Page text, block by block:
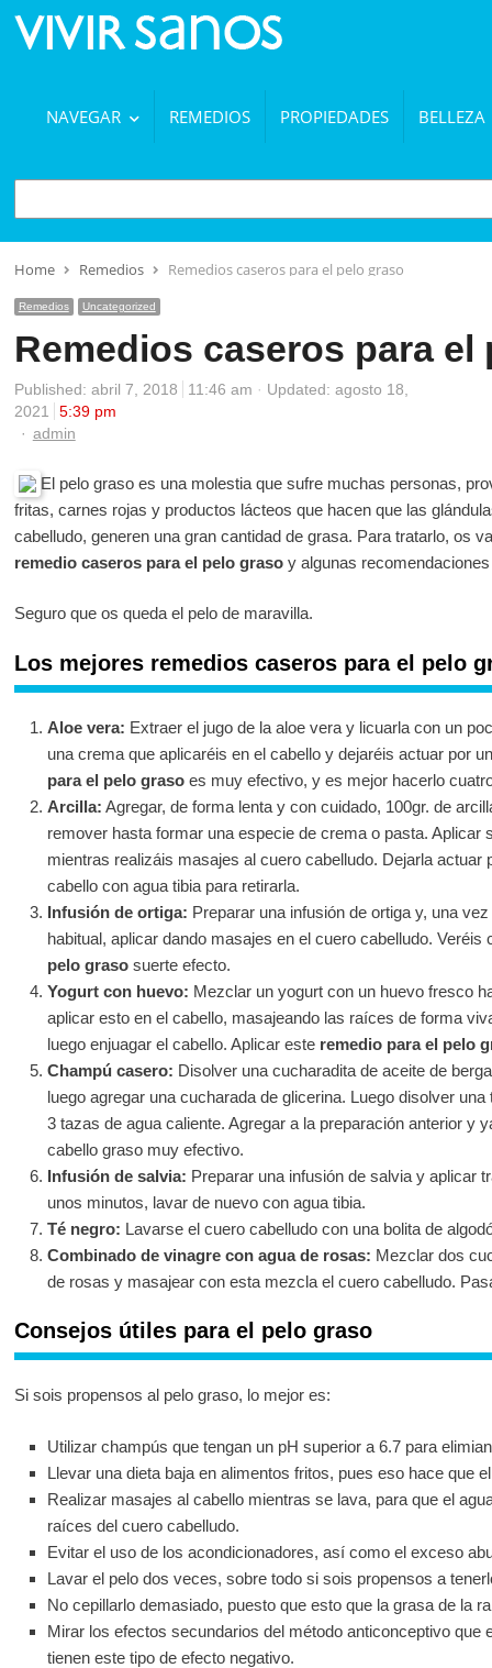
NAVEGAR REMEDIOS PROPIEDADES BELLEZA
BUSCAR
Home Remedios Remedios caseros para el pelo graso
Remedios Uncategorized
Remedios caseros para el
Published: abril 7, 2018 11:46 am
Updated: agosto 18,
2021
5:39 pm
Author
admin
El pelo graso es una molestia que sufre muchas personas,
fritas, carnes rojas y productos lácteos que hacen que las
cabelludo, generen una gran cantidad de grasa. Para tratarlo, os
remedio caseros para el pelo grasoy algunas
Seguro que os queda el pelo de maravilla.
Los mejores remedios caseros para el pelo
Aloe vera: Extraer el jugo de la aloe vera y licuarla con un
una crema que aplicaréis en el cabello y dejaréis actuar por
para el pelo grasoes muy efectivo, y es mejor hacerlo
Arcilla: Agregar, de forma lenta y con cuidado, 100gr. de
remover hasta formar una especie de crema o pasta. Aplicar
mientras realizáis masajes al cuero cabelludo. Dejarla actuar
cabello con agua tibia para retirarla.
Infusión de ortiga: Preparar una infusión de ortiga y, una
habitual, aplicar dando masajes en el cuero cabelludo.
pelo grasosuerte efecto.
Yogurt con huevo: Mezclar un yogurt con un huevo fresco
aplicar esto en el cabello, masajeando las raíces de forma
luego enjuagar el cabello. Aplicar este remedio para el pelo
Champú casero: Disolver una cucharadita de aceite de
luego agregar una cucharada de glicerina. Luego disolver
3 tazas de agua caliente. Agregar a la preparación anterior y
cabello graso muy efectivo.
Infusión de salvia: Preparar una infusión de salvia y aplicar
unos minutos, lavar de nuevo con agua tibia.
Té negro: Lavarse el cuero cabelludo con una bolita de
Combinado de vinagre con agua de rosas: Mezclar dos
de rosas y masajear con esta mezcla el cuero cabelludo.
Consejos útiles para el pelo graso
Si sois propensos al pelo graso, lo mejor es:
Utilizar champús que tengan un pH superior a 6.7 para
Llevar una dieta baja en alimentos fritos, pues eso hace que
Realizar masajes al cabello mientras se lava, para que el
raíces del cuero cabelludo.
Evitar el uso de los acondicionadores, así como el exceso
Lavar el pelo dos veces, sobre todo si sois propensos a
No cepillarlo demasiado, puesto que esto que la grasa de la
Mirar los efectos secundarios del método anticonceptivo que
tienen este tipo de efecto negativo.